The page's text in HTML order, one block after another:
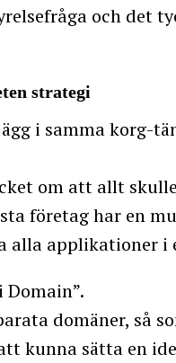
och det
strategi
i samma korg-
om att allt
företag har en
alla applikationer
domäner, så
kunna sätta en